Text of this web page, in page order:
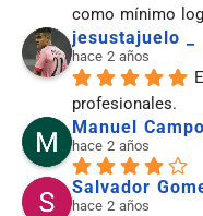
como mínimo
jesustajuelo _
hace 2 años
profesionales.
Manuel
hace 2 años
Salvador
hace 2 años